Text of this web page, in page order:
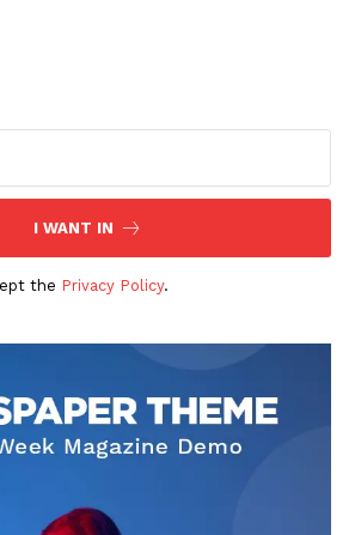
I WANT IN
the Privacy Policy.